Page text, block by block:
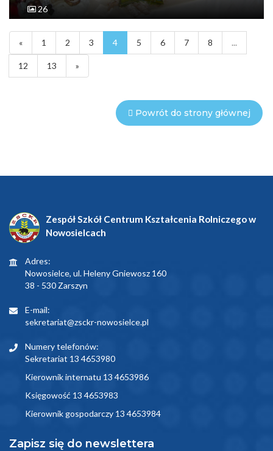
26
« 1 2 3 4 5 6 7 8 ...
12 13 »
Powrót do strony głównej
Zespół Szkół Centrum Kształcenia Rolniczego w
Nowosielcach
Adres:
Nowosielce, ul. Heleny Gniewosz 160
38 - 530 Zarszyn
E-mail:
sekretariat@zsckr-nowosielce.pl
Numery telefonów:
Sekretariat 13 4653980
Kierownik internatu 13 4653986
Księgowość 13 4653983
Kierownik gospodarczy 13 4653984
Zapisz się do newslettera